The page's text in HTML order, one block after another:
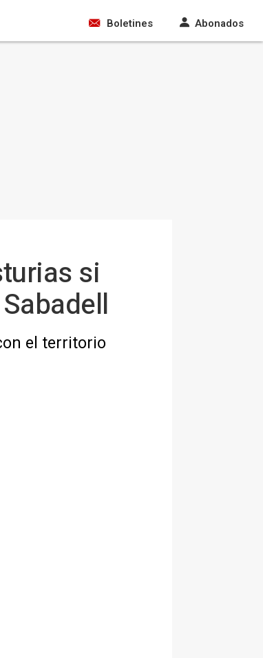
Boletines Abonados
si
el territorio